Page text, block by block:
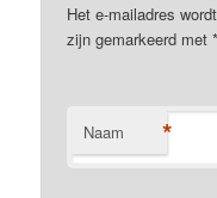
Het e-mailadres
zijn gemarkeerd met*
Naam *